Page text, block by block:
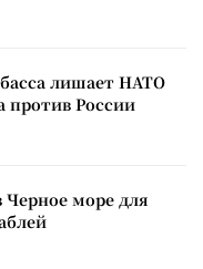
лишает НАТО
против России
Черное море для